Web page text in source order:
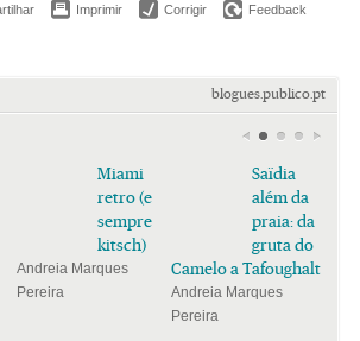
Imprimir Corrigir Feedback
blogues.publico.pt
Miami
retro (e
sempre
kitsch)
Andreia Marques
Pereira
Saïdia
além da
praia: da
gruta do
Camelo a Tafoughalt
Andreia Marques
Pereira